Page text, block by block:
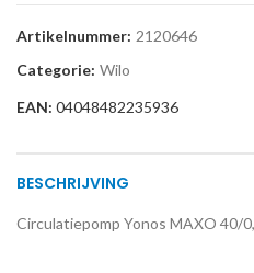
Artikelnummer: 2120646
Categorie: Wilo
EAN: 04048482235936
BESCHRIJVING
Circulatiepomp Yonos MAXO 40/